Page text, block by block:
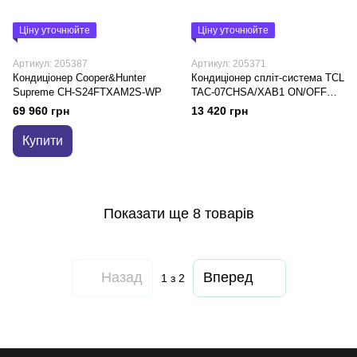
Ціну уточнюйте
Артикул: 205387
Кондиціонер Cooper&Hunter
Supreme CH-S24FTXAM2S-WP
69 960 грн
Купити
Ціну уточнюйте
Артикул: 205371
Кондиціонер спліт-система TCL
TAC-07CHSA/XAB1 ON/OFF
WI-FI Ready
13 420 грн
Показати ще 8 товарів
Назад 1 з 2 Вперед